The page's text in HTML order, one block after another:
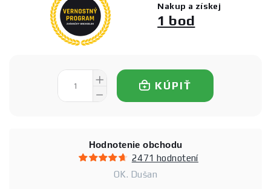
Nakup a získej
1 bod
KÚPIŤ
Hodnotenie obchodu
2471 hodnotení
OK. Dušan